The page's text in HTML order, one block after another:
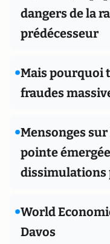
dangers de la
prédécesseur
•Mais pourquoi
fraudes
•Mensonges sur
pointe
dissimulations
•World
Davos